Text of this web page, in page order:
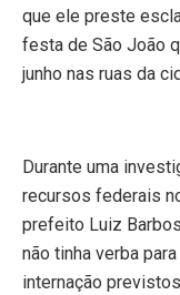
que ele preste
festa de São João
junho nas ruas da
Durante uma
recursos federais
prefeito Luiz
não tinha verba
internação